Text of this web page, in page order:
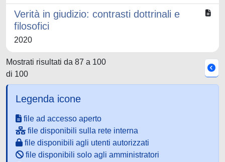
Verità in giudizio: contrasti dottrinali e
filosofici
2020
Mostrati risultati da 87 a 100
di 100
Legenda icone
file ad accesso aperto
file disponibili sulla rete interna
file disponibili agli utenti autorizzati
file disponibili solo agli amministratori